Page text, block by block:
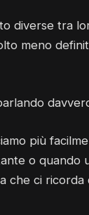
diverse tra
meno
più
o quando
che ci ricorda